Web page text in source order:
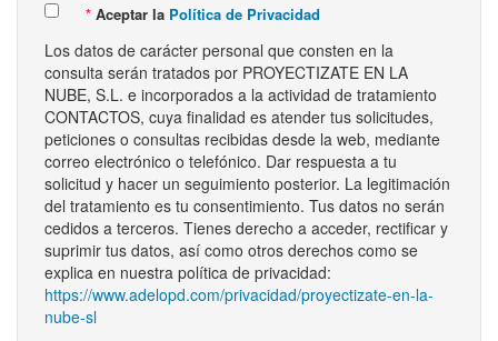
Aceptar la Política de Privacidad
Los datos de carácter personal que consten en la
consulta serán tratados por PROYECTIZATE EN LA
NUBE, S.L. e incorporados a la actividad de tratamiento
CONTACTOS, cuya finalidad es atender tus solicitudes,
peticiones o consultas recibidas desde la web, mediante
correo electrónico o telefónico. Dar respuesta a tu
solicitud y hacer un seguimiento posterior. La legitimación
del tratamiento es tu consentimiento. Tus datos no serán
cedidos a terceros. Tienes derecho a acceder, rectificar y
suprimir tus datos, así como otros derechos como se
explica en nuestra política de privacidad:
https://www.adelopd.com/privacidad/proyectizate-en-la-
nube-sl